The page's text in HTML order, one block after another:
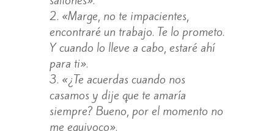
«Marge, no te impacientes,
encontraré un trabajo. Te lo prometo.
Y cuando lo lleve a cabo, estaré ahí
para ti».
«¿Te acuerdas cuando nos
casamos y dije que te amaría
siempre? Bueno, por el momento no
me equivoco».